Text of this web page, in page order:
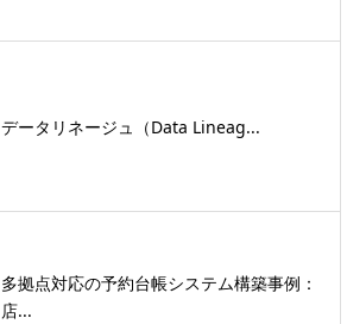
データリネージュ（Data Lineag...
多拠点対応の予約台帳システム構築事例：
店...